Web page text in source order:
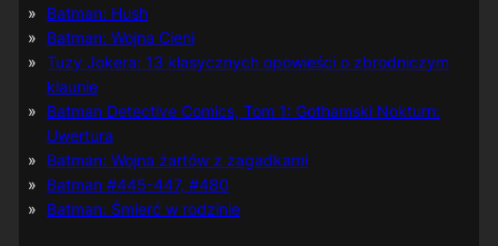
Batman: Hush
Batman: Wojna Cieni
Tuzy Jokera: 13 klasycznych opowieści o zbrodniczym
klaunie
Batman Detective Comics, Tom 1: Gothamski Nokturn:
Uwertura
Batman: Wojna żartów z zagadkami
Batman #445-447, #480
Batman: Śmierć w rodzinie